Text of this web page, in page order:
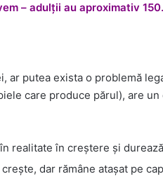
– adulții au aproximativ
ar putea exista o problemă
care produce părul), are
realitate în creștere și
dar rămâne atașat pe